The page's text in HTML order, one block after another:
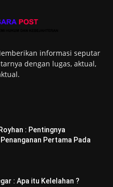
informasi seputar
dengan lugas, aktual,
: Pentingnya
Pertama Pada
: Apa itu Kelelahan ?